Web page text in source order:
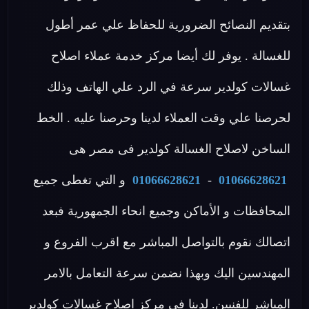
بتقديم النصائح الضرورية للحفاظ علي عمر أطول
للغسالة . يوفر لك أيضا مركز خدمة عملاء اصلاح
غسالات كولدير سرعة في الرد علي الهاتف وذلك
لحرصنا علي وقت العملاء لدينا وحرصنا عليه . الخط
الساخن لاصلاح الغسالة كولدير فى مصر هى
01066628621
-
01066628621 و التي تغطى جميع
المحافظات و الأماكن وجميع انحاء الجمهورية فبعد
اتصالك نقوم بالتواصل المباشر مع اقرب الفروع و
المهندسين اليك وبهذا نضمن سرعة التعامل بالامر
المباشر للفنيين. لدينا في مركز اصلاح غسالات كولدير